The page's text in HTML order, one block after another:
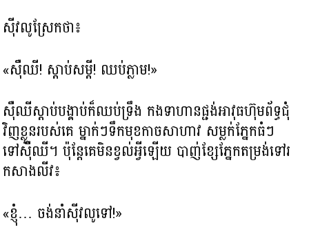
ស៊ីវលូស្រែកថា៖
«ស៊ឺឈី! ស្តាប់សម្ដី! ឈប់ភ្លាម!»
ស៊ឺឈីស្តាប់បង្គាប់ក៏ឈប់ទ្រឹង កងទាហានផ្ជង់អាវុធហ៊ុមព័ទ្ធជុំ
វិញខ្លួនរបស់គេ ម្នាក់ៗទឹកមុខកាចសាហាវ សម្លក់ភ្នែកធំៗ
ទៅស៊ឺឈី។ ប៉ុន្តែគេមិនខ្វល់អ្វីឡើយ បាញ់ខ្សែភ្នែកតម្រង់ទៅរ
កសាងលីវ៖
«ខ្ញុំ… ចង់នាំស៊ីវលូទៅ!»